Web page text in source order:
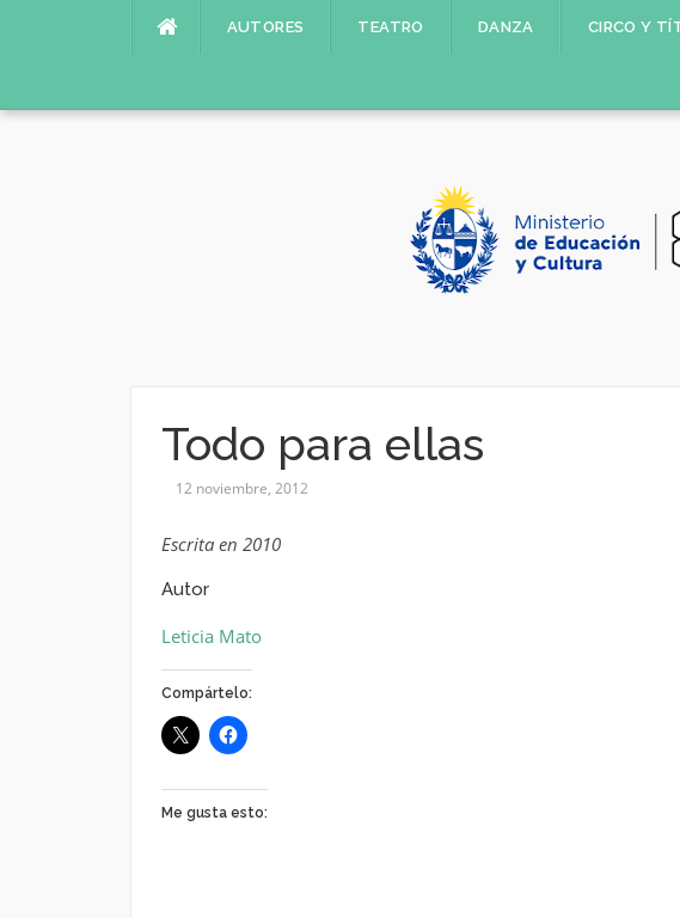
AUTORES TEATRO DANZA CIRCO Y
Todo para ellas
12 noviembre, 2012
Escrita en 2010
Autor
Leticia Mato
Compártelo:
Me gusta esto: